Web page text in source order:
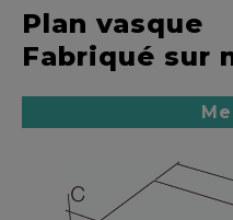
Plan vasque
Fabriqué sur